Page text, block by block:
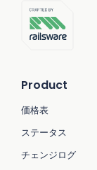
Product
価格表
ステータス
チェンジログ